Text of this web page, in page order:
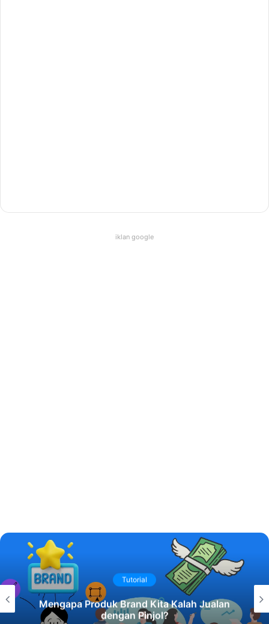
iklan google
Tutorial
Mengapa Produk Brand Kita Kalah Jualan
dengan Pinjol?